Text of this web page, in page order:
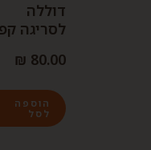
דוללה
לסריגה
₪ 80.00
הוספה
לסל